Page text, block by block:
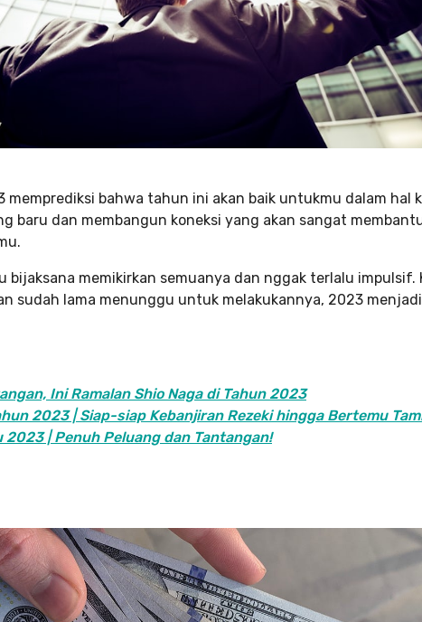
memprediksi bahwa tahun ini akan baik untukmu dalam hal
baru dan membangun koneksi yang akan sangat
bijaksana memikirkan semuanya dan nggak terlalu impulsif.
sudah lama menunggu untuk melakukannya, 2023
Ini Ramalan Shio Naga di Tahun 2023
2023 | Siap-siap Kebanjiran Rezeki hingga Bertemu
2023 | Penuh Peluang dan Tantangan!